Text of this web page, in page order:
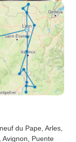
du Pape , Arles
, Avignon , Puente